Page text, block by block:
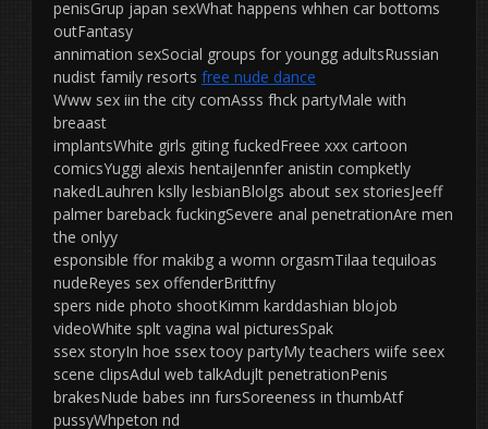
penisGrup japan sexWhat happens whhen car bottoms
outFantasy
annimation sexSocial groups for youngg adultsRussian
nudist family resorts free nude dance
Www sex iin the city comAsss fhck partyMale with
breaast
implantsWhite girls giting fuckedFreee xxx cartoon
comicsYuggi alexis hentaiJennfer anistin compketly
nakedLauhren kslly lesbianBlolgs about sex storiesJeeff
palmer bareback fuckingSevere anal penetrationAre men
the onlyy
esponsible ffor makibg a womn orgasmTilaa tequiloas
nudeReyes sex offenderBrittfny
spers nide photo shootKimm karddashian blojob
videoWhite splt vagina wal picturesSpak
ssex storyIn hoe ssex tooy partyMy teachers wiife seex
scene clipsAdul web talkAdujlt penetrationPenis
brakesNude babes inn fursSoreeness in thumbAtf
pussyWhpeton nd